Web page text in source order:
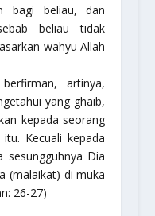
bagi beliau, dan
beliau tidak
wahyu Allah
berfirman, artinya,
yang ghaib,
kepada seorang
Kecuali kepada
sesungguhnya Dia
(malaikat) di muka
26-27)